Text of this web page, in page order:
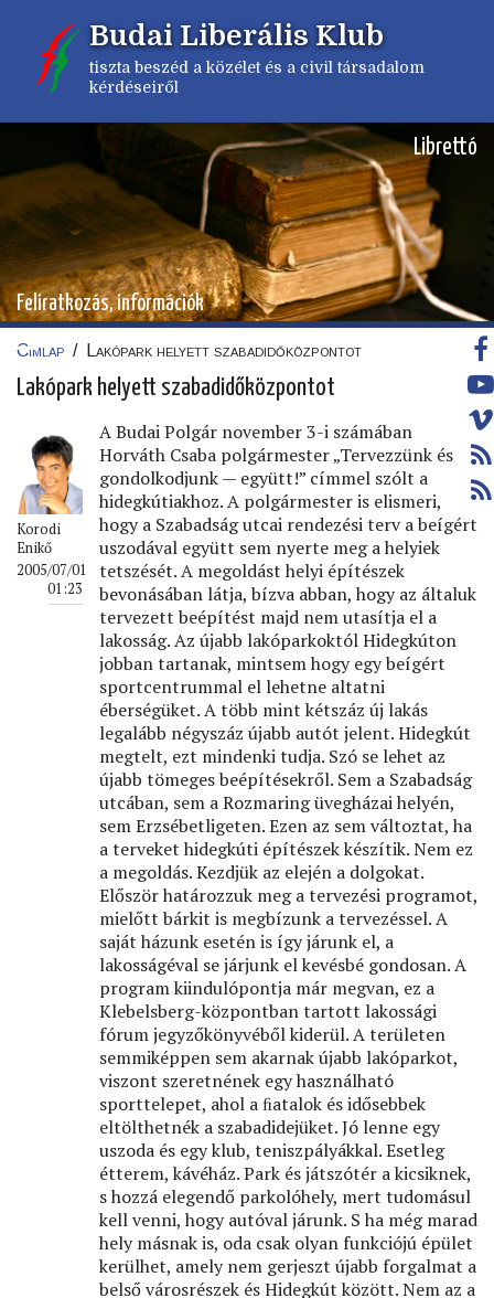
tartalomra
Budai Liberális Klub
tiszta beszéd a közélet és a civil társadalom
kérdéseiről
Librettó
Feliratkozás, információk
Címlap / Lakópark helyett szabadidőközpontot
Lakópark helyett szabadidőközpontot
Korodi
Enikő
2005/07/01
01:23
A Budai Polgár november 3-i számában
Horváth Csaba polgármester „Tervezzünk és
gondolkodjunk — együtt!” címmel szólt a
hidegkútiakhoz. A polgármester is elismeri,
hogy a Szabadság utcai rendezési terv a beígért
uszodával együtt sem nyerte meg a helyiek
tetszését. A megoldást helyi építészek
bevonásában látja, bízva abban, hogy az általuk
tervezett beépítést majd nem utasítja el a
lakosság. Az újabb lakóparkoktól Hidegkúton
jobban tartanak, mintsem hogy egy beígért
sportcentrummal el lehetne altatni
éberségüket. A több mint kétszáz új lakás
legalább négyszáz újabb autót jelent. Hidegkút
megtelt, ezt mindenki tudja. Szó se lehet az
újabb tömeges beépítésekről. Sem a Szabadság
utcában, sem a Rozmaring üvegházai helyén,
sem Erzsébetligeten. Ezen az sem változtat, ha
a terveket hidegkúti építészek készítik. Nem ez
a megoldás. Kezdjük az elején a dolgokat.
Először határozzuk meg a tervezési programot,
mielőtt bárkit is megbízunk a tervezéssel. A
saját házunk esetén is így járunk el, a
lakosságéval se járjunk el kevésbé gondosan. A
program kiindulópontja már megvan, ez a
Klebelsberg-központban tartott lakossági
fórum jegyzőkönyvéből kiderül. A területen
semmiképpen sem akarnak újabb lakóparkot,
viszont szeretnének egy használható
sporttelepet, ahol a ﬁatalok és idősebbek
eltölthetnék a szabadidejüket. Jó lenne egy
uszoda és egy klub, teniszpályákkal. Esetleg
étterem, kávéház. Park és játszótér a kicsiknek,
s hozzá elegendő parkolóhely, mert tudomásul
kell venni, hogy autóval járunk. S ha még marad
hely másnak is, oda csak olyan funkciójú épület
kerülhet, amely nem gerjeszt újabb forgalmat a
belső városrészek és Hidegkút között. Nem az a